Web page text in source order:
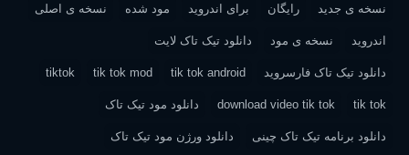
نسخه ی جدید رایگان برای اندروید مود شده نسخه ی اصلی
اندروید نسخه ی مود دانلود تیک تاک لایت
دانلود تیک تاک فارسروید tik tok android
tik tok mod
tiktok
tik tok
download video tik tok دانلود مود تیک تاک
دانلود برنامه تیک تاک چینی دانلود ورژن مود تیک تاک